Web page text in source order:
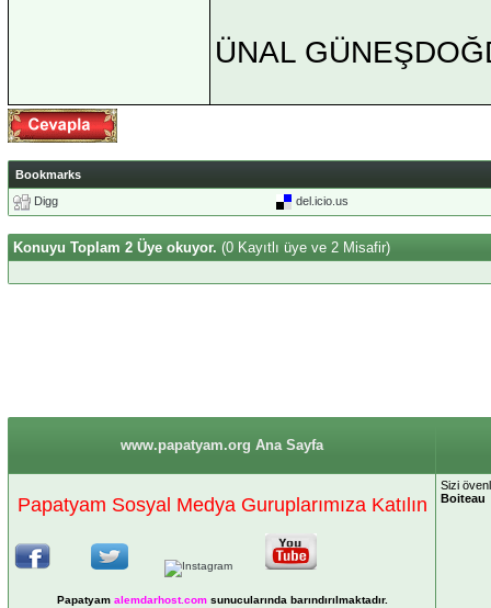
ÜNAL
Bookmarks
Digg
del.icio.us
Konuyu Toplam 2 Üye okuyor. (0 Kayıtlı üye ve 2 Misafir)
www.papatyam.org Ana Sayfa
Papatyam Sosyal Medya Guruplarımıza Katılın
Papatyam alemdarhost.comsunucularında barındırılmaktadır.
Sizi
Boiteau